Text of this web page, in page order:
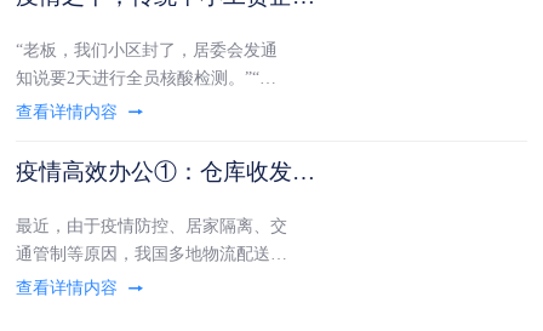
下，电子签章，能有效减轻疫情给工
贸企业造成的负面影响。下面，J姐
就为大家简单介绍
“老板，我们小区封了，居委会发通
知说要2天进行全员核酸检测。”“老
板，今天去上班，结果门卫说要继续
知！”“老板，小区今天又被封了！说
要进行第二轮全员核酸检测，什么时
候解封另行通知！”……从3月12号开
始，上海嘉定
疫情高效办公①：仓库收发货困难咋办？快看这里！@工贸人
最近，由于疫情防控、居家隔离、交
通管制等原因，我国多地物流配送服
务受到了很大程度的影响，不少工贸